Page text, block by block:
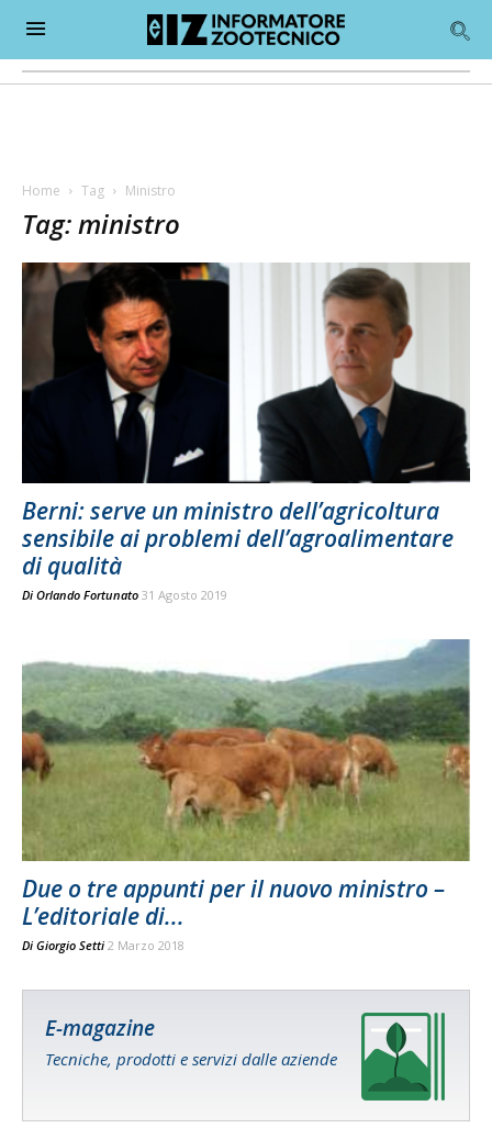
Home Tag Ministro
Tag: ministro
Berni: serve un ministro dell’agricoltura
sensibile ai problemi dell’agroalimentare
di qualità
Di Orlando Fortunato 31 Agosto 2019
Due o tre appunti per il nuovo ministro –
L’editoriale di...
Di Giorgio Setti 2 Marzo 2018
E-magazine
Tecniche, prodotti e servizi dalle aziende